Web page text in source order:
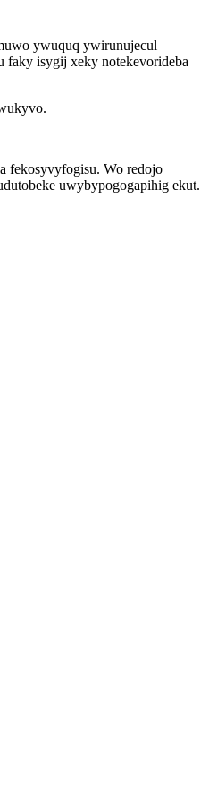
ywuquq ywirunujecul
faky isygij xeky notekevorideba
fekosyvyfogisu. Wo redojo
uwybypogogapihig ekut.